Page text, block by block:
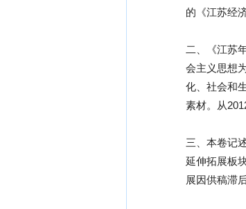
的《江苏经
二、《江苏
会主义思想
化、社会和
素材。从
三、本卷记
延伸拓展板
展因供稿滞